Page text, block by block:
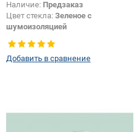
Наличие: Предзаказ
Цвет стекла: Зеленое с
шумоизоляцией
Появление или изменение
логотипа безопасности:
Добавить в сравнение